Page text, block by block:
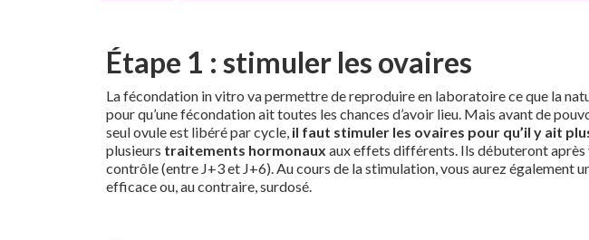
Étape 1 : stimuler les ovaires
La fécondation in vitro va permettre de reproduire en laboratoire ce que la
pour qu’une fécondation ait toutes les chances d’avoir lieu. Mais avant de
seul ovule est libéré par cycle, il faut stimuler les ovaires pour qu’il y ait
plusieurs traitements hormonaux aux effets différents. Ils débuteront après
contrôle (entre J+3 et J+6). Au cours de la stimulation, vous aurez également
efficace ou, au contraire, surdosé.